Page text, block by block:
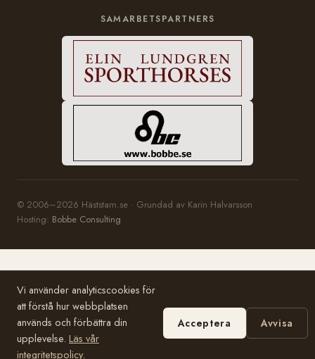
SAMARBETSPARTNERS
© 2006–2026 Häststam.se · Grundad av Karin Halvarsson
Hosting: Bobbe Consulting
Vi använder analyticscookies för
att förstå hur webbplatsen
används och förbättra din
upplevelse. Läs vår
integritetspolicy.
Acceptera Avvisa